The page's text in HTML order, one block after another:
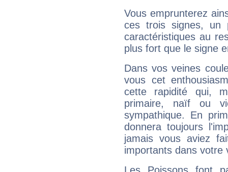
Vous emprunterez
ces trois signes, un
caractéristiques au
plus fort que le signe
Dans vos veines
vous cet
cette rapidité qui,
primaire, naïf ou
sympathique. En
donnera toujours
jamais vous aviez
importants dans votre